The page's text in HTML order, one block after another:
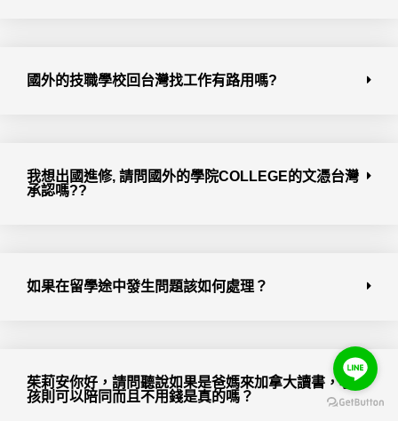
國外的技職學校回台灣找工作有路用嗎?
我想出國進修, 請問國外的學院COLLEGE的文憑台灣
承認嗎??
如果在留學途中發生問題該如何處理？
茱莉安你好，請問聽說如果是爸媽來加拿大讀書，小
孩則可以陪同而且不用錢是真的嗎？